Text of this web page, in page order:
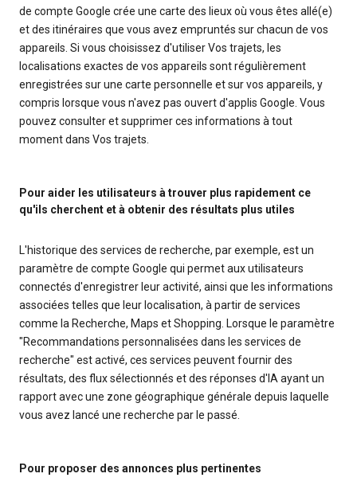
de compte Google crée une carte des lieux où vous êtes allé(e)
et des itinéraires que vous avez empruntés sur chacun de vos
appareils. Si vous choisissez d'utiliser Vos trajets, les
localisations exactes de vos appareils sont régulièrement
enregistrées sur une carte personnelle et sur vos appareils, y
compris lorsque vous n'avez pas ouvert d'applis Google. Vous
pouvez consulter et supprimer ces informations à tout
moment dans Vos trajets.
Pour aider les utilisateurs à trouver plus rapidement ce
qu'ils cherchent et à obtenir des résultats plus utiles
L'historique des services de recherche, par exemple, est un
paramètre de compte Google qui permet aux utilisateurs
connectés d'enregistrer leur activité, ainsi que les informations
associées telles que leur localisation, à partir de services
comme la Recherche, Maps et Shopping. Lorsque le paramètre
"Recommandations personnalisées dans les services de
recherche" est activé, ces services peuvent fournir des
résultats, des flux sélectionnés et des réponses d'IA ayant un
rapport avec une zone géographique générale depuis laquelle
vous avez lancé une recherche par le passé.
Pour proposer des annonces plus pertinentes